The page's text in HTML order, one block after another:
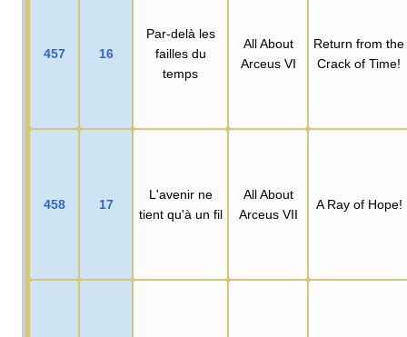
457 16
Par-delà les
failles du
temps
All About
Arceus VI
Return from the
Crack of Time!
458 17
L'avenir ne
tient qu'à un fil
All About
Arceus VII
A Ray of Hope!